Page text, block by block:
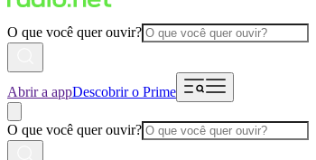
O que você quer ouvir?
Abrir a appDescobrir o Prime
O que você quer ouvir?